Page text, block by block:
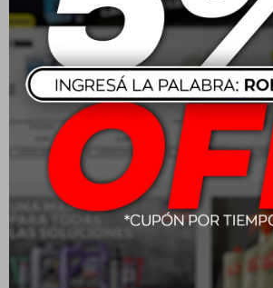
205/55R16 91V Goodyear
Eagle Sport 2
USD 158,00